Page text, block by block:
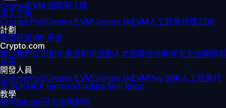
CronosEVM 相容第 1 層
深入了解
Cronos PoSCronos EVMCronos zkEVM人工智能代理 SDK
計劃
聯盟莊家VIP 平台
Crypto.com
關於我們公司動態產品新訊活動人才招募合作夥伴安全性牌照與
註冊
開發人員
Cronos PoSCronos EVMCronos zkEVMPay SDK人工智能代
理 SDKMCP ServersTrading Skill Repo
教學
教學Bitcoin研究市場動態